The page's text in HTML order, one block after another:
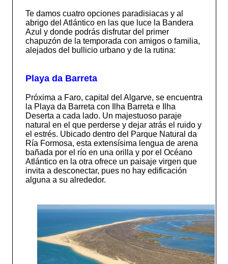
Te damos cuatro opciones paradisiacas y al
abrigo del Atlántico en las que luce la Bandera
Azul y donde podrás disfrutar del primer
chapuzón de la temporada con amigos o familia,
alejados del bullicio urbano y de la rutina:
Playa da Barreta
Próxima a Faro, capital del Algarve, se encuentra
la Playa da Barreta con Ilha Barreta e Ilha
Deserta a cada lado. Un majestuoso paraje
natural en el que perderse y dejar atrás el ruido y
el estrés. Ubicado dentro del Parque Natural da
Ría Formosa, esta extensísima lengua de arena
bañada por el río en una orilla y por el Océano
Atlántico en la otra ofrece un paisaje virgen que
invita a desconectar, pues no hay edificación
alguna a su alrededor.